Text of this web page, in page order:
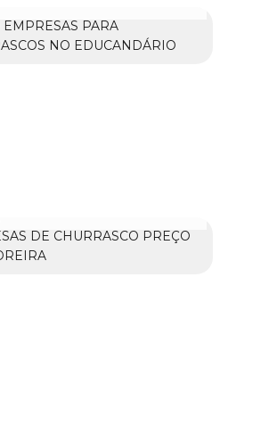
EMPRESAS PARA
NO EDUCANDÁRIO
DE CHURRASCO PREÇO